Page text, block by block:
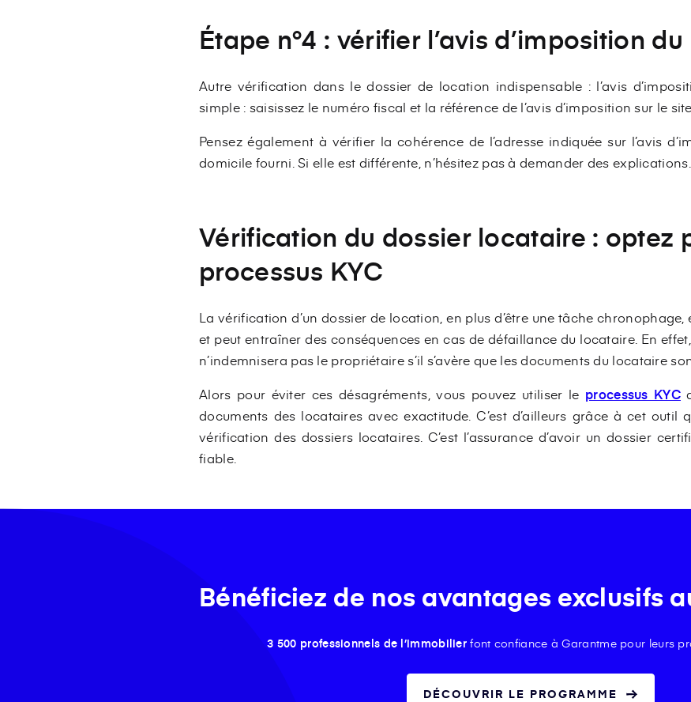
Étape n°4 : vérifier l’avis d’imposition
Autre vérification dans le dossier de location indispensable : l’avis
simple : saisissez le numéro fiscal et la référence de l’avis d’imposition sur le
Pensez également à vérifier la cohérence de l’adresse indiquée sur l’avis
domicile fourni. Si elle est différente, n’hésitez pas à demander des explications.
Vérification du dossier locataire : optez
processus KYC
La vérification d’un dossier de location, en plus d’être une tâche
et peut entraîner des conséquences en cas de défaillance du locataire. En
n’indemnisera pas le propriétaire s’il s’avère que les documents du locataire
Alors pour éviter ces désagréments, vous pouvez utiliser le processus KYC
documents des locataires avec exactitude. C’est d’ailleurs grâce à cet outil
vérification des dossiers locataires. C’est l’assurance d’avoir un dossier
fiable.
Bénéficiez de nos avantages exclusifs
3 500 professionnels de l’immobilier font confiance à Garantme pour leurs
DÉCOUVRIR LE PROGRAMME